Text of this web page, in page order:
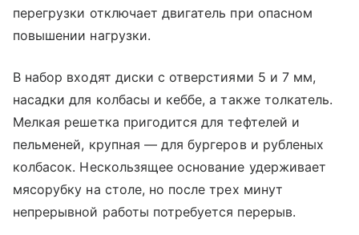
перегрузки отключает двигатель при опасном
повышении нагрузки.
В набор входят диски с отверстиями 5 и 7 мм,
насадки для колбасы и кеббе, а также толкатель.
Мелкая решетка пригодится для тефтелей и
пельменей, крупная — для бургеров и рубленых
колбасок. Нескользящее основание удерживает
мясорубку на столе, но после трех минут
непрерывной работы потребуется перерыв.